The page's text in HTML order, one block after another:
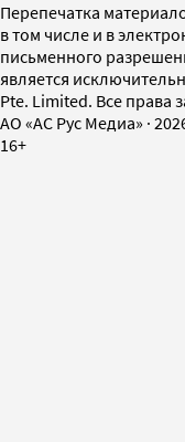
Перепечатка
в том числе и в
письменного
является
Pte. Limited. Все права
AO «АС Рус Медиа» ·
16+